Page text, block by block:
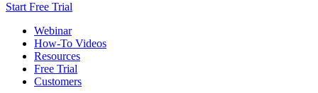
Start Free Trial
Webinar
How-To Videos
Resources
Free Trial
Customers